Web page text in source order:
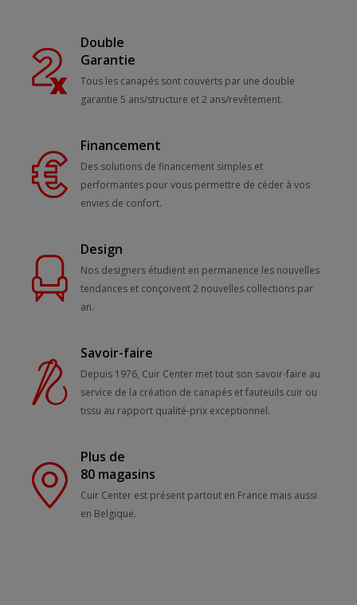
Double
Garantie
Tous les canapés sont couverts par une double
garantie 5 ans/structure et 2 ans/revêtement.
Financement
Des solutions de financement simples et
performantes pour vous permettre de céder à vos
envies de confort.
Design
Nos designers étudient en permanence les nouvelles
tendances et conçoivent 2 nouvelles collections par
an.
Savoir-faire
Depuis 1976, Cuir Center met tout son savoir-faire au
service de la création de canapés et fauteuils cuir ou
tissu au rapport qualité-prix exceptionnel.
Plus de
80 magasins
Cuir Center est présent partout en France mais aussi
en Belgique.